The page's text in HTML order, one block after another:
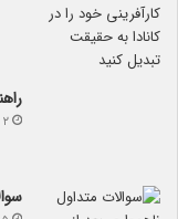
۲ مرداد ۱۴۰۲
۵ تیر ۱۴۰۲